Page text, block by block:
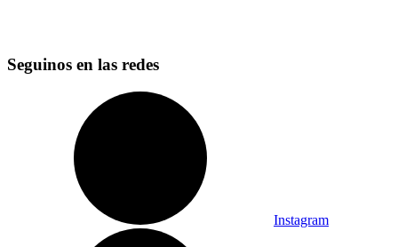
Seguinos en las redes
Instagram